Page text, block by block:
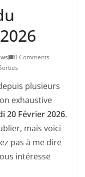
0 Comments
plusieurs
exhaustive
20 Février 2026.
mais voici
pas à me dire
intéresse